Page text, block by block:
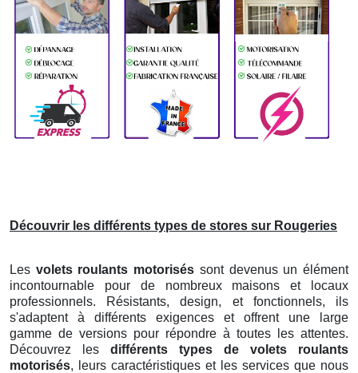
Découvrir les différents types de stores sur Rougeries
Les volets roulants motorisés sont devenus un élément
incontournable pour de nombreux maisons et locaux
professionnels. Résistants, design, et fonctionnels, ils
s'adaptent à différents exigences et offrent une large
gamme de versions pour répondre à toutes les attentes.
Découvrez les différents types de volets roulants
motorisés, leurs caractéristiques et les services que nous